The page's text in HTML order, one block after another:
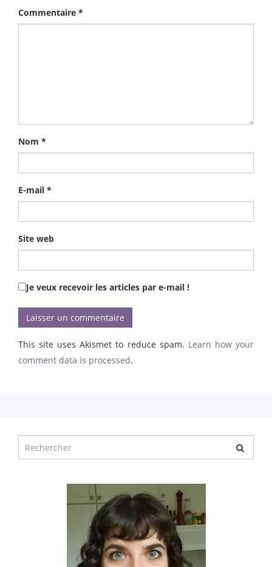
Commentaire *
Nom *
E-mail *
Site web
Je veux recevoir les articles par e-mail !
This site uses Akismet to reduce spam. Learn how your
comment data is processed.
pour
: